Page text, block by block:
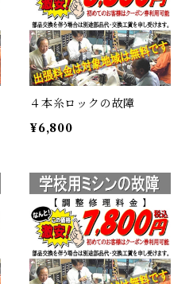
４本糸ロックの故障
¥6,800